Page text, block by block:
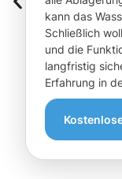
kann das
Schließlich
und die
langfristig
Erfahrung in